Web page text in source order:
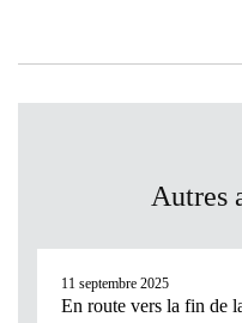
Autres
11 septembre 2025
En route vers la fin de